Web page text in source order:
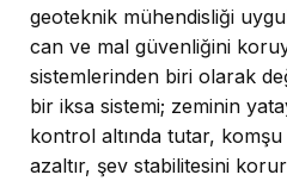
geoteknik mühendisliği
can ve mal güvenliğini
sistemlerinden biri olarak
bir iksa sistemi; zeminin
kontrol altında tutar,
azaltır, şev stabilitesini